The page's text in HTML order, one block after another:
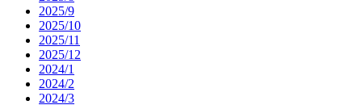
2025/9
2025/10
2025/11
2025/12
2024/1
2024/2
2024/3